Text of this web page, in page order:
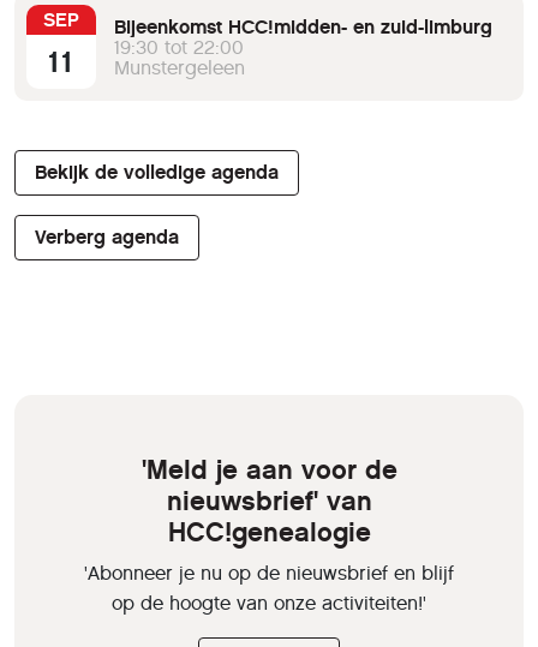
SEP
11
Bijeenkomst HCC!midden- en zuid-limburg
19:30 tot 22:00
Munstergeleen
Bekijk de volledige agenda
Verberg agenda
'Meld je aan voor de
nieuwsbrief' van
HCC!genealogie
'Abonneer je nu op de nieuwsbrief en blijf
op de hoogte van onze activiteiten!'